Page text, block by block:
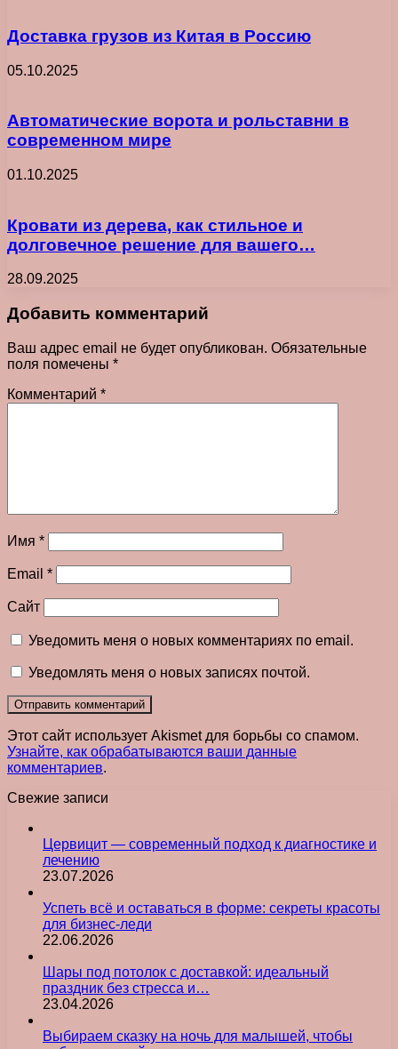
Доставка грузов из Китая в Россию
05.10.2025
Автоматические ворота и рольставни в
современном мире
01.10.2025
Кровати из дерева, как стильное и
долговечное решение для вашего…
28.09.2025
Добавить комментарий
Ваш адрес email не будет опубликован. Обязательные
поля помечены *
Комментарий *
Имя *
Email *
Сайт
Уведомить меня о новых комментариях по email.
Уведомлять меня о новых записях почтой.
Этот сайт использует Akismet для борьбы со спамом.
Узнайте, как обрабатываются ваши данные
комментариев.
Свежие записи
Цервицит — современный подход к диагностике и
лечению
23.07.2026
Успеть всё и оставаться в форме: секреты красоты
для бизнес-леди
22.06.2026
Шары под потолок с доставкой: идеальный
праздник без стресса и…
23.04.2026
Выбираем сказку на ночь для малышей, чтобы